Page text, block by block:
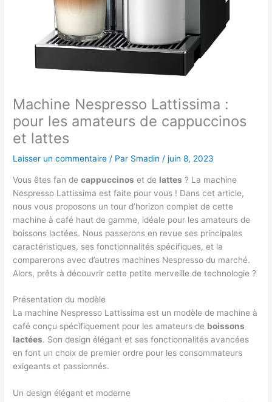
Machine Nespresso Lattissima :
pour les amateurs de cappuccinos
et lattes
Laisser un commentaire / Par Smadin /juin 8, 2023
Vous êtes fan decappuccinos et de lattes ? La machine
Nespresso Lattissima est faite pour vous ! Dans cet article,
nous vous proposons un tour d’horizon complet de cette
machine à café haut de gamme, idéale pour les amateurs de
boissons lactées. Nous passerons en revue ses principales
caractéristiques, ses fonctionnalités spécifiques, et la
comparerons avec d’autres machines Nespresso du marché.
Alors, prêts à découvrir cette petite merveille de technologie ?
Présentation du modèle
La machine Nespresso Lattissima est un modèle de machine à
café conçu spécifiquement pour les amateurs de boissons
lactées. Son design élégant et ses fonctionnalités avancées
en font un choix de premier ordre pour les consommateurs
exigeants et passionnés.
Un design élégant et moderne